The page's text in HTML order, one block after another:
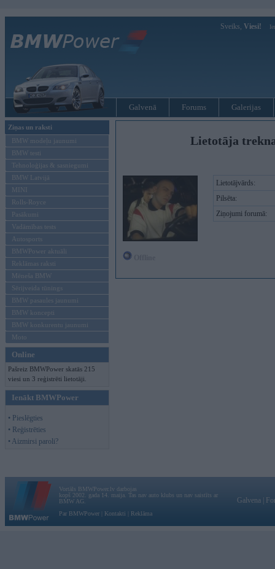
Sveiks, Viesi!
Galvenā Forums Galerijas
Ziņas un raksti
BMW modeļu jaunumi
BMW testi
Tehnoloģijas & sasniegumi
BMW Latvijā
MINI
Rolls-Royce
Pasākumi
Vadāmības tests
Autosports
BMWPower aktuāli
Reklāmas raksti
Mēneša BMW
Sērijveida tūnings
BMW pasaules jaunumi
BMW koncepti
BMW konkurentu jaunumi
Moto
Online
Pašreiz BMWPower skatās 215
viesi un 3 reģistrēti lietotāji.
Ienākt BMWPower
• Pieslēgties
• Reģistrēties
• Aizmirsi paroli?
Lietotāja
Lietotājvārds:
Pilsēta:
Ziņojumi forumā:
Vortāls BMWPower.lv darbojas
kopš 2002. gada 14. maija. Tas nav auto klubs un nav saistīts ar
BMW AG.
Par BMWPower
Kontakti Reklāma
Galvena